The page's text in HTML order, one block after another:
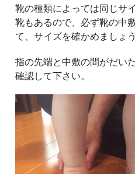
靴の種類によっては同じサ
靴もあるので、必ず靴の中
て、サイズを確かめましょう
指の先端と中敷の間がだい
確認して下さい。